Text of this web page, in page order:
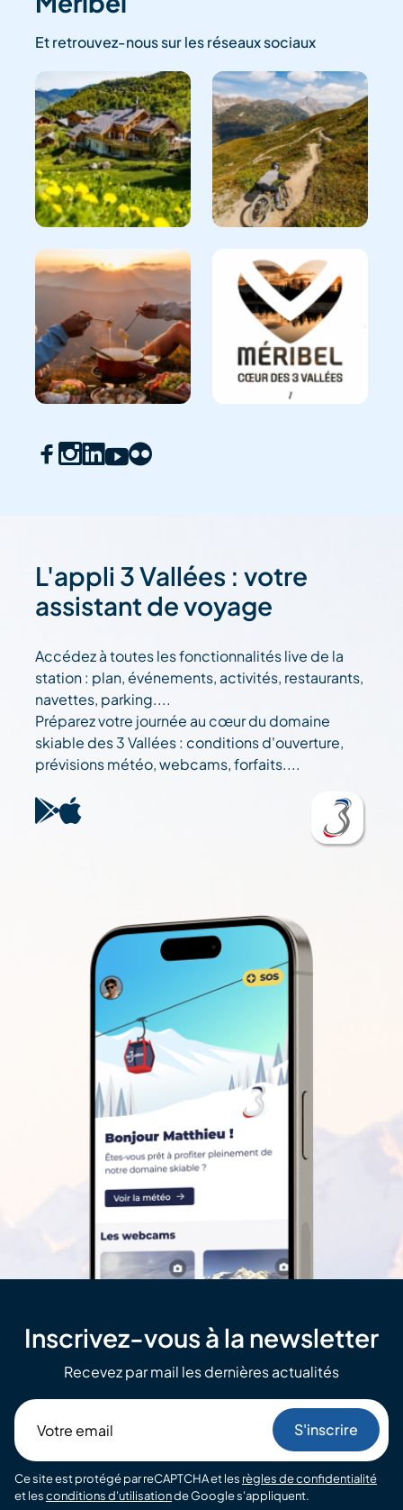
Et retrouvez-nous sur les réseaux sociaux
L'appli 3 Vallées : votre
assistant de voyage
Accédez à toutes les fonctionnalités live de la
station : plan, événements, activités, restaurants,
navettes, parking....
Préparez votre journée au cœur du domaine
skiable des 3 Vallées : conditions d'ouverture,
prévisions météo, webcams, forfaits....
Inscrivez-vous à la newsletter
Recevez par mail les dernières actualités
email
Ce site est protégé par reCAPTCHA et les règles de confidentialité
et lesconditions d'utilisationde Google s'appliquent.